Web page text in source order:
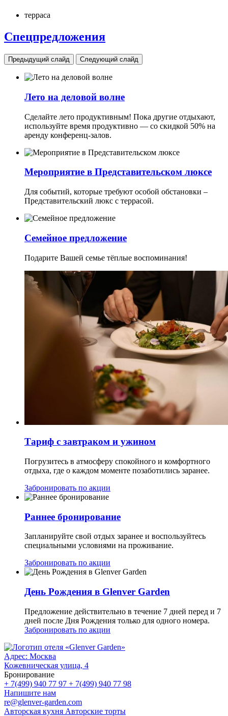
терраса
Спецпредложения
Предыдущий слайд Следующий слайд
Лето на деловой волне
Сделайте лето продуктивным! Пока другие отдыхают,
используйте время продуктивно — со скидкой 50% на
аренду конференц-залов.
Мероприятие в Представительском люксе
Для событий, которые требуют особой обстановки –
Представительский люкс с террасой.
Семейное предложение
Подарите Вашей семье тёплые воспоминания!
Тариф с завтраком и ужином
Погрузитесь в атмосферу спокойного и комфортного
отдыха, где о каждом моменте позаботились заранее.
Забронировать по акции
Раннее бронирование
Запланируйте свой отдых заранее и воспользуйтесь
специальными условиями на проживание.
Забронировать по акции
День Рождения в Glenver Garden
Предложение действительно в течение 7 дней перед и 7
дней после Дня Рождения только для одного номера.
Забронировать по акции
Адрес: Москва
Кожевническая улица, 4
Бронирование
+ 7(499) 940 77 97 + 7(499) 940 77 98
Напишите нам
re@glenver-garden.com
Авторская кухня Авторские торты